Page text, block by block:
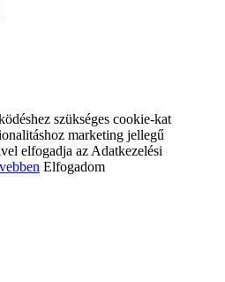
szükséges cookie-kat
marketing jellegű
elfogadja az Adatkezelési
Elfogadom